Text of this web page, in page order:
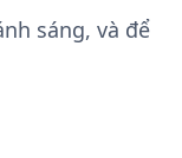
sáng, và để